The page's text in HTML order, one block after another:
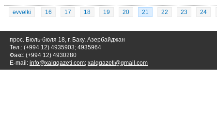
əvvəlki 16 17 18 19 20 21 22 23 24
прос. Бюль-бюля 18, г. Баку, Азербайджан
Тел.: (+994 12) 4935903; 4935964
Факс: (+994 12) 4930280
E-mail: info@xalqqazeti.com; xalqqazeti@gmail.com